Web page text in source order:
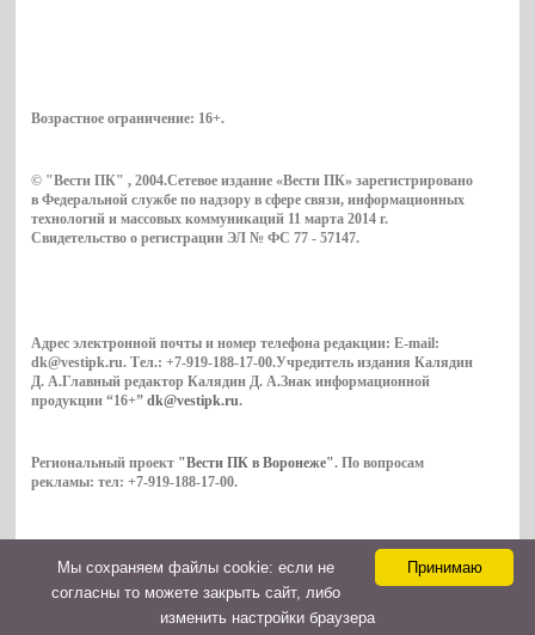
Возрастное ограничение: 16+.
© "Вести ПК" , 2004.Сетевое издание «Вести ПК» зарегистрировано
в Федеральной службе по надзору в сфере связи, информационных
технологий и массовых коммуникаций 11 марта 2014 г.
Свидетельство о регистрации ЭЛ № ФС 77 - 57147.
Адрес электронной почты и номер телефона редакции: E-mail:
dk@vestipk.ru. Тел.: +7-919-188-17-00.Учредитель издания Калядин
Д. А.Главный редактор Калядин Д. А.Знак информационной
продукции “16+”dk@vestipk.ru.
Региональный проект "Вести ПК в Воронеже". По вопросам
рекламы: тел: +7-919-188-17-00.
Copyright © 2026. ВестиПК в Воронеже
Контакты
Принимаю
Мы cохраняем файлы cookie: если не
согласны то можете закрыть сайт, либо
изменить настройки браузера